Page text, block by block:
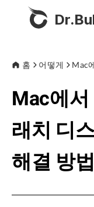
제품
BuhoCleaner
BuhoRepair
스토어
블로그
홈 어떻게
Mac에
래치 디
해결 방